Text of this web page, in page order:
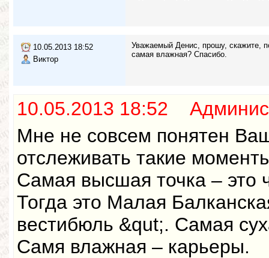
10.05.2013 18:52
Виктор
Уважаемый Денис, прошу, скажите,
самая влажная? Спасибо.
10.05.2013 18:52
Мне не совсем понятен
отслеживать такие
Самая высшая точка – это
Тогда это Малая
вестибюль &qut;. Самая
Самя влажная – карьеры.